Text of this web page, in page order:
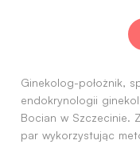
Ginekolog-położnik,
endokrynologii
Bocian w Szczecinie.
par wykorzystując